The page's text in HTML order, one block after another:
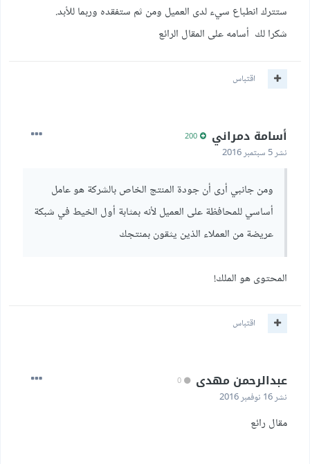
ستترك انطباع سيء لدى العميل ومن ثم ستفقده وربما للأبد.
شكرا لك أسامه على المقال الرائع
اقتباس
أسامة دمراني
نشر5 سبتمبر 2016
ومن جانبي أرى أن جودة المنتج الخاص بالشركة هو عامل
أساسي للمحافظة على العميل لأنه بمثابة أول الخيط في شبكة
عريضة من العملاء الذين يثقون بمنتجك
المحتوى هو الملك!
اقتباس
عبدالرحمن مهدى
نشر16 نوفمبر 2016
مقال رائع